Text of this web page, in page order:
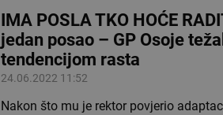
IMA POSLA TKO HOĆE
jedan posao – GP Osoje
tendencijom rasta
24.06.2022 11:52
Nakon što mu je rektor povjerio